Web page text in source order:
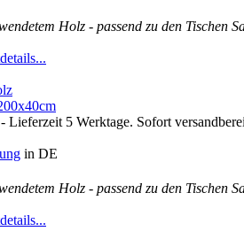
Holz - passend zu den Tischen
Sofort
in DE
Holz - passend zu den Tischen